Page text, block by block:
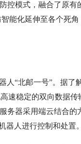
控模式，融合了原有
能化延伸至各个死角
“北邮一号”。据了
速稳定的双向数据传
务器采用端云结合的
器人进行控制和处置。